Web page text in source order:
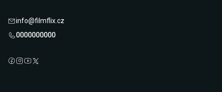
info@filmflix.cz
0000000000